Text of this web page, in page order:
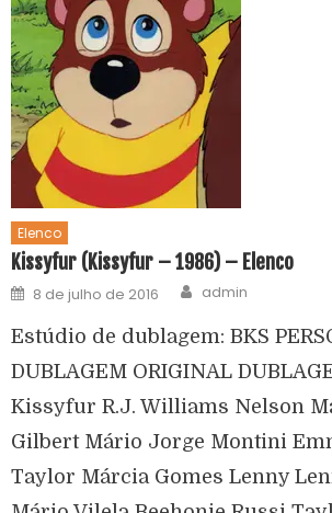
Elenco
Kissyfur (Kissyfur – 1986) – Elenco
8 de julho de 2016 admin
Estúdio de dublagem: BKS
DUBLAGEM ORIGINAL
Kissyfur R.J. Williams Nelson
Gilbert Mário Jorge Montini
Taylor Márcia Gomes Lenny